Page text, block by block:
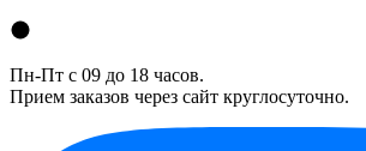
Пн-Пт с 09 до 18 часов.
Прием заказов через сайт круглосуточно.